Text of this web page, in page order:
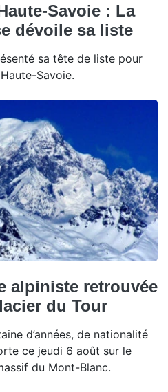
Savoie : La
dévoile sa liste
sa tête de liste pour
Savoie.
alpiniste retrouvée
du Tour
d’années, de nationalité
ce jeudi 6 août sur le
du Mont-Blanc.